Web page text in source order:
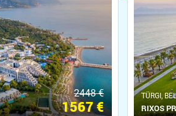
2448 €
1567 €
ТÜRGI,
RIXOS